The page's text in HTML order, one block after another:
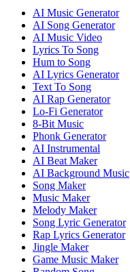
AI Music Generator
AI Song Generator
AI Music Video
Lyrics To Song
Hum to Song
AI Lyrics Generator
Text To Song
AI Rap Generator
Lo-Fi Generator
8-Bit Music
Phonk Generator
AI Instrumental
AI Beat Maker
AI Background Music
Song Maker
Music Maker
Melody Maker
Song Lyric Generator
Rap Lyrics Generator
Jingle Maker
Game Music Maker